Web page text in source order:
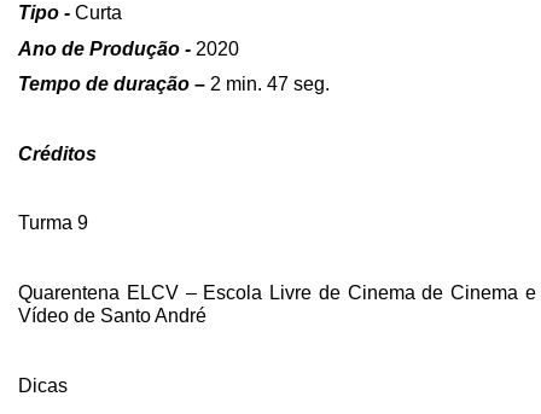
Tipo - Curta
Ano de Produção - 2020
Tempo de duração – 2 min. 47 seg.
Créditos
Turma 9
Quarentena ELCV – Escola Livre de Cinema de Cinema e
Vídeo de Santo André
Dicas